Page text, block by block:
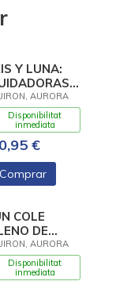
Y LUNA:
3 -
DULCE!
AURORA
Disponibilitat
inmediata
€
Comprar
COLE
DE
AURORA
Disponibilitat
inmediata